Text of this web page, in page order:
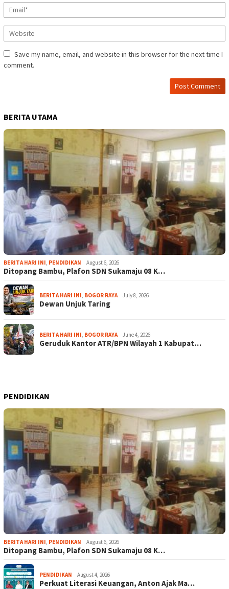
Save my name, email, and website in this browser for the next time I
comment.
BERITA UTAMA
BERITA HARI INI, PENDIDIKAN August 6, 2026
Ditopang Bambu, Plafon SDN Sukamaju 08 K…
BERITA HARI INI, BOGOR RAYA July 8, 2026
Dewan Unjuk Taring
BERITA HARI INI, BOGOR RAYA June 4, 2026
Geruduk Kantor ATR/BPN Wilayah 1 Kabupat…
PENDIDIKAN
BERITA HARI INI, PENDIDIKAN August 6, 2026
Ditopang Bambu, Plafon SDN Sukamaju 08 K…
PENDIDIKAN August 4, 2026
Perkuat Literasi Keuangan, Anton Ajak Ma…